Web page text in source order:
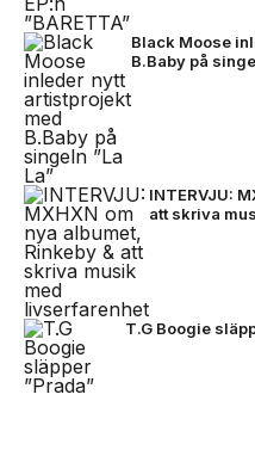
Black Moose
B.Baby på
INTERVJU:
att skriva
T.G Boogie